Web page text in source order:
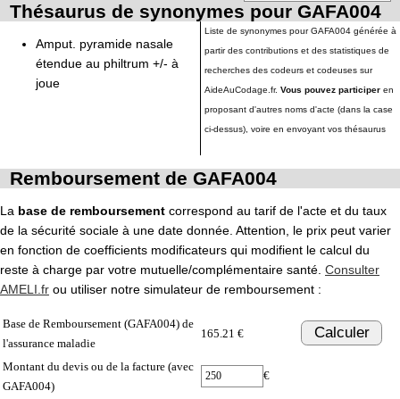
Thésaurus de synonymes pour GAFA004
Amput. pyramide nasale
étendue au philtrum +/- à
joue
Liste de synonymes pour GAFA004 générée à
partir des contributions et des statistiques de
recherches des codeurs et codeuses sur
AideAuCodage.fr. Vous pouvez participer en
proposant d'autres noms d'acte (dans la case
ci-dessus), voire en envoyant vos thésaurus
Remboursement de GAFA004
La base de remboursement correspond au tarif de l'acte et du taux
de la sécurité sociale à une date donnée. Attention, le prix peut varier
en fonction de coefficients modificateurs qui modifient le calcul du
reste à charge par votre mutuelle/complémentaire santé. Consulter
AMELI.fr ou utiliser notre simulateur de remboursement :
Base de Remboursement (GAFA004) de
l'assurance maladie
165.21 € Calculer
Montant du devis ou de la facture (avec
GAFA004)
€